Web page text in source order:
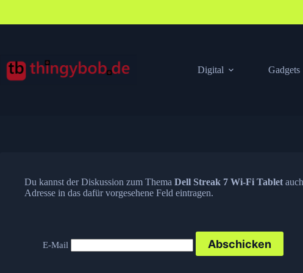
springen
Digital Gadgets
Du kannst der Diskussion zum Thema Dell Streak 7 Wi-Fi Tablet
Adresse in das dafür vorgesehene Feld eintragen.
E-Mail